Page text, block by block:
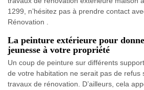
1299, n’hésitez pas à prendre contact
Rénovation .
La peinture extérieure pour
jeunesse à votre propriété
Un coup de peinture sur différents
de votre habitation ne serait pas de refus
travaux de rénovation. D’ailleurs, cela